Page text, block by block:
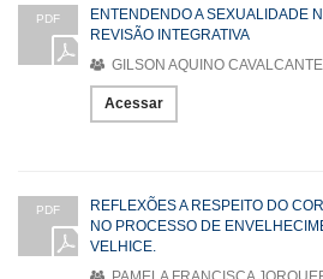
PDF
ENTENDENDO A SEXUALIDADE
REVISÃO INTEGRATIVA
GILSON AQUINO CAVALCANTE
Acessar
PDF
REFLEXÕES A RESPEITO DO
NO PROCESSO DE
VELHICE.